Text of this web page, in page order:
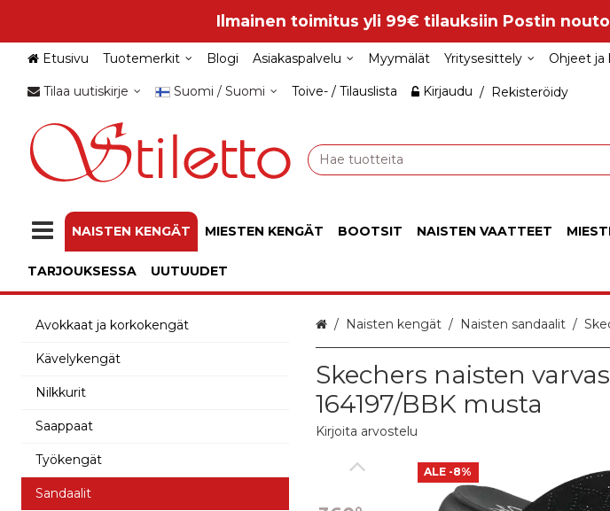
Ilmainen toimitus yli 99€ tilauksiin Postin
Etusivu Tuotemerkit Blogi Asiakaspalvelu Myymälät Yritysesittely Ohjeet
Tilaa uutiskirje Suomi / Suomi Toive- / Tilauslista Kirjaudu / Rekisteröidy
NAISTEN KENGÄT MIESTEN KENGÄT BOOTSIT NAISTEN VAATTEET
TARJOUKSESSA UUTUUDET
Avokkaat ja korkokengät
Kävelykengät
Nilkkurit
Saappaat
Työkengät
Sandaalit
EtusivuNaisten kengät Naisten sandaalit
Skechers naisten
164197/BBK musta
Kirjoita arvostelu
ALE -8%